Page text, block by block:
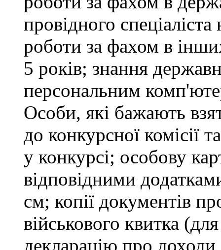
провідного
роботи за фахом в
5 років; знання
персональним
Особи, які бажають
до конкурсної комісії
у конкурсі; особову
відповідними
см; копії документів
військового квитка
декларацію про доходи